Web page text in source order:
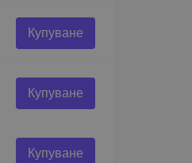
Купуване
Купуване
Купуване